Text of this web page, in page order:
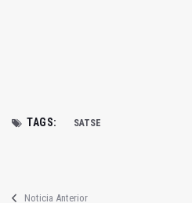
TAGS: SATSE
Noticia Anterior